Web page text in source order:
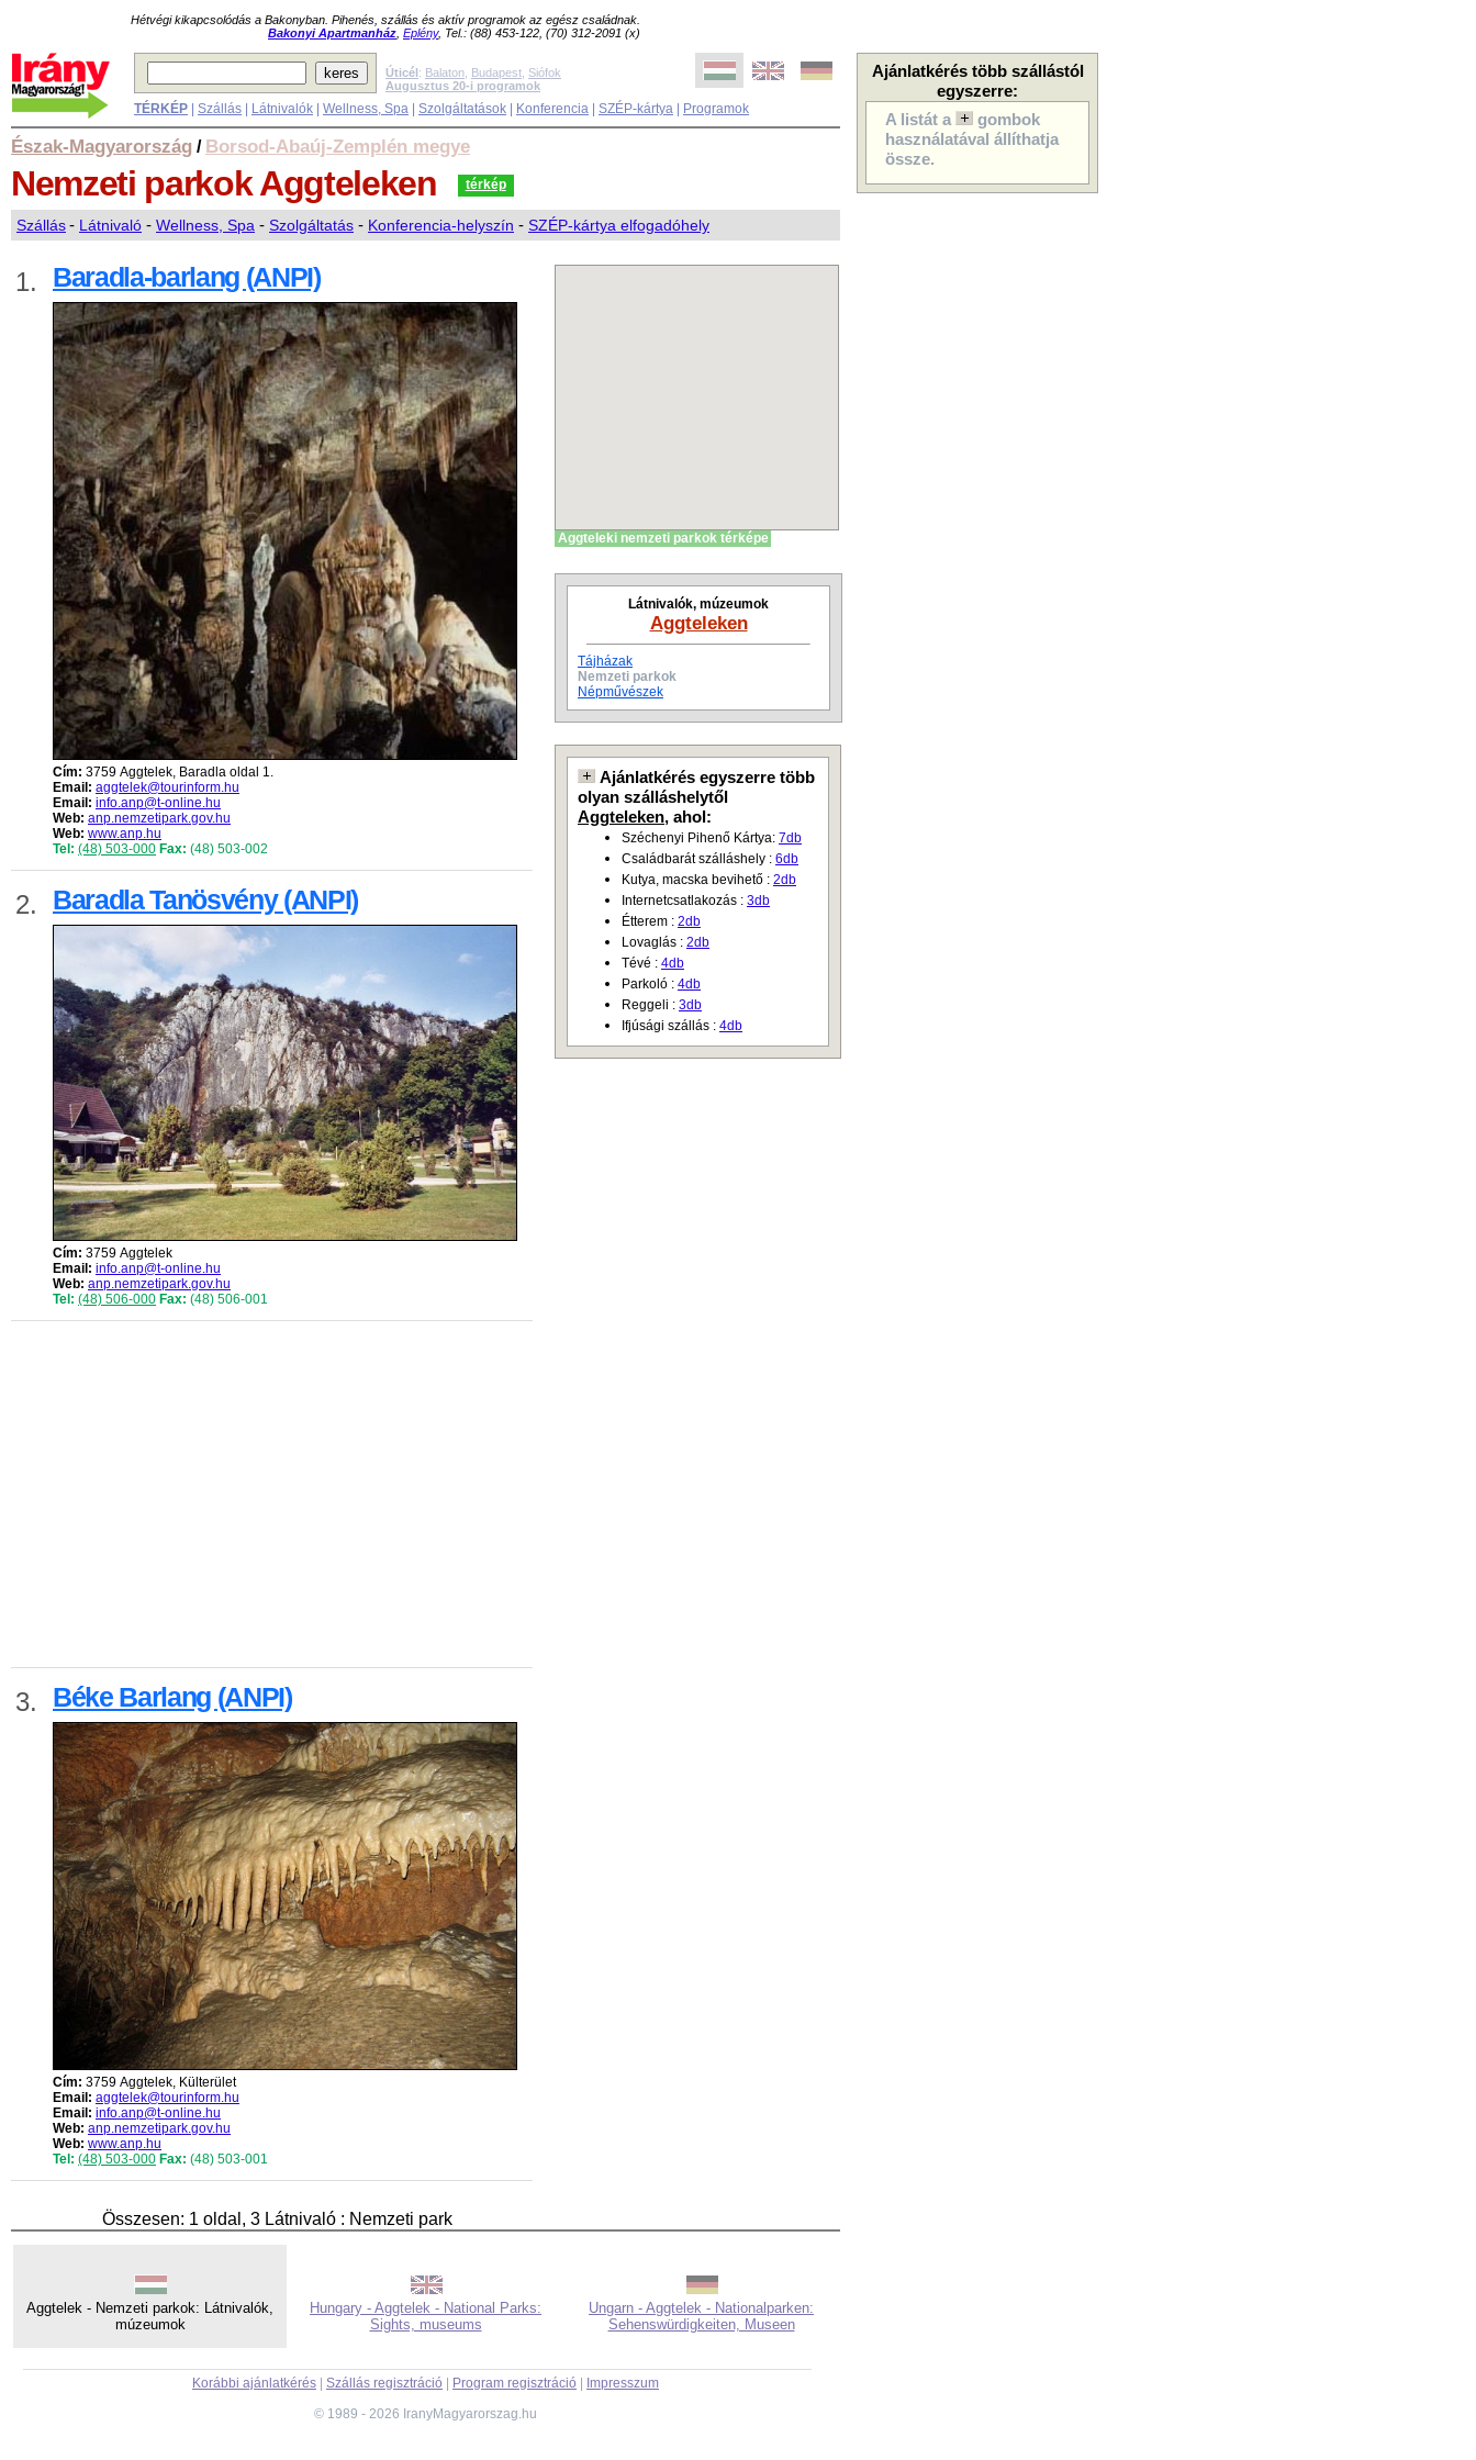
Hétvégi kikapcsolódás a Bakonyban. Pihenés, szállás és aktív programok az egész családnak.
Bakonyi Apartmanház Eplény, Tel.: (88) 453-122, (70) 312-2091 (x)
Ajánlatkérés több szállástól
egyszerre:
A listát a
gombok
használatával állíthatja
össze.
Úticél: Balaton Budapest Siófok
Augusztus 20-i programok
TÉRKÉP Szállás Látnivalók Wellness, Spa Szolgáltatások Konferencia SZÉP-kártya Programok
Észak-Magyarország / Borsod-Abaúj-Zemplén megye
Nemzeti parkokAggteleken térkép
Szállás- Látnivaló - Wellness, Spa - Szolgáltatás - Konferencia-helyszín - SZÉP-kártya elfogadóhely
1. Baradla-barlang (ANPI)
Cím: 3759 Aggtelek, Baradla oldal 1.
Email: aggtelek@tourinform.hu
Email: info.anp@t-online.hu
Web: anp.nemzetipark.gov.hu
Web: www.anp.hu
Tel: (48) 503-000 Fax: (48) 503-002
2. Baradla Tanösvény (ANPI)
Cím: 3759 Aggtelek
Email: info.anp@t-online.hu
Web: anp.nemzetipark.gov.hu
Tel: (48) 506-000 Fax: (48) 506-001
3. Béke Barlang (ANPI)
Cím: 3759 Aggtelek, Külterület
Email: aggtelek@tourinform.hu
Email: info.anp@t-online.hu
Web: anp.nemzetipark.gov.hu
Web: www.anp.hu
Tel: (48) 503-000 Fax: (48) 503-001
Összesen: 1 oldal, 3 Látnivaló : Nemzeti park
Aggteleki nemzeti parkok térképe
Látnivalók, múzeumok
Aggteleken
Tájházak
Nemzeti parkok
Népművészek
Ajánlatkérés egyszerre több
olyan szálláshelytől
Aggteleken, ahol:
Széchenyi Pihenő Kártya: 7db
Családbarát szálláshely : 6db
Kutya, macska bevihető : 2db
Internetcsatlakozás : 3db
Étterem : 2db
Lovaglás : 2db
Tévé : 4db
Parkoló : 4db
Reggeli : 3db
Ifjúsági szállás : 4db
Aggtelek - Nemzeti parkok: Látnivalók,
múzeumok
Hungary - Aggtelek - National Parks:
Sights, museums
Ungarn - Aggtelek - Nationalparken:
Sehenswürdigkeiten, Museen
Korábbi ajánlatkérés Szállás regisztráció Program regisztráció
Impresszum
© 1989 - 2026 IranyMagyarorszag.hu